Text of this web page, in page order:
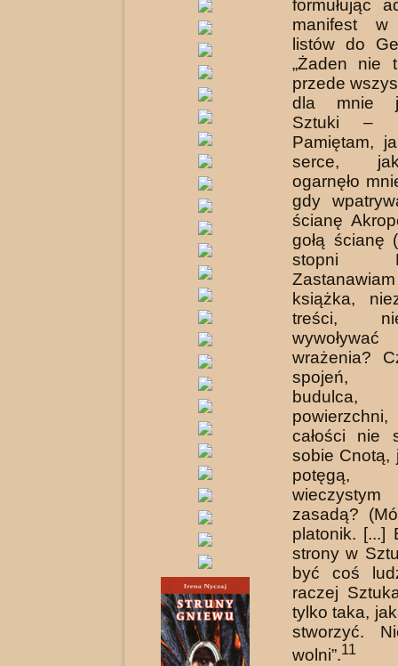
formułując
manifest
listów do
„Żaden nie
przede
dla mnie
Sztuki –
Pamiętam,
serce,
ogarnęło
gdy
ścianę
gołą ścianę
stopni
książka,
treści,
wywoływać
wrażenia?
spojeń,
budulca,
całości nie
sobie Cnotą,
zasadą?
platonik. [...]
strony w
być coś
raczej
tylko taka,
stworzyć.
wolni”.11